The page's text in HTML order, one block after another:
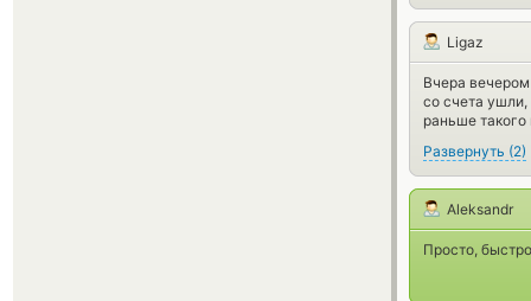
Ligaz
Вчера
со счета ушли,
раньше
Развернуть (2)
Aleksandr
Просто,